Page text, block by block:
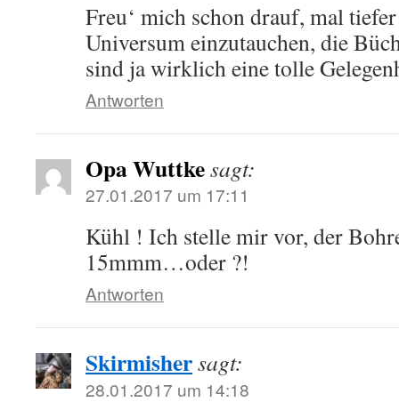
Freu‘ mich schon drauf, mal
Universum einzutauchen, die
sind ja wirklich eine tolle
Antworten
Opa Wuttkesagt:
27.01.2017 um 17:11
Kühl ! Ich stelle mir vor, der
15mmm…oder ?!
Antworten
Skirmishersagt:
28.01.2017 um 14:18